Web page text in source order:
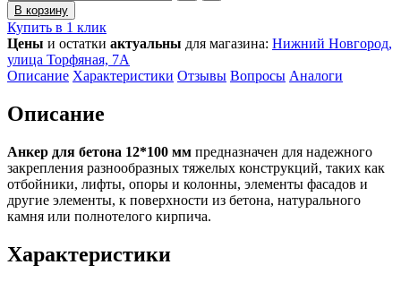
В корзину
Купить в 1 клик
Цены и остатки актуальны для магазина: Нижний Новгород,
улица Торфяная, 7А
Описание Характеристики Отзывы Вопросы Аналоги
Описание
Анкер для бетона 12*100 мм предназначен для надежного
закрепления разнообразных тяжелых конструкций, таких как
отбойники, лифты, опоры и колонны, элементы фасадов и
другие элементы, к поверхности из бетона, натурального
камня или полнотелого кирпича.
Характеристики